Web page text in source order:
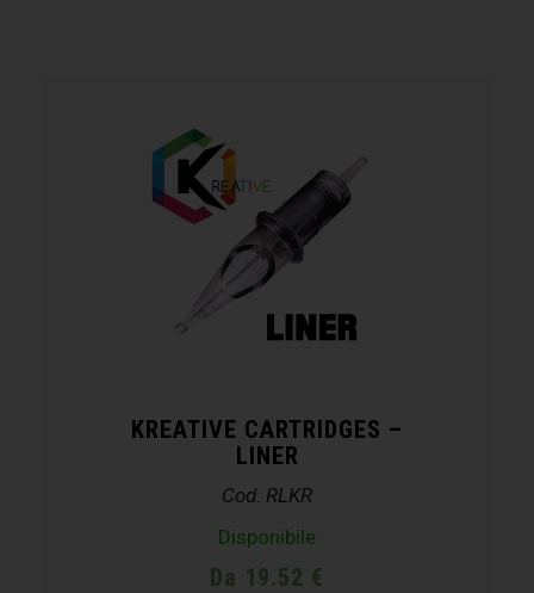
KREATIVE CARTRIDGES –
LINER
Cod. RLKR
Disponibile
Da 19.52 €